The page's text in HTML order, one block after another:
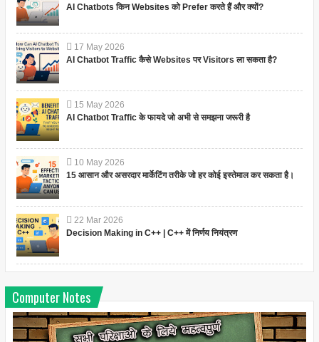
AI Chatbots किन Websites को Prefer करते हैं और क्यों?
17 May 2026
AI Chatbot Traffic कैसे Websites पर Visitors ला सकता है?
15 May 2026
AI Chatbot Traffic के फायदे जो अभी से समझना जरूरी है
10 May 2026
15 आसान और असरदार मार्केटिंग तरीके जो हर कोई इस्तेमाल कर सकता है।
22 Mar 2026
Decision Making in C++ | C++ में निर्णय नियंत्रण
Computer Notes